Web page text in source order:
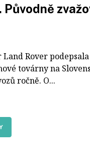
Původně
Rover
továrny na
ročně. O...